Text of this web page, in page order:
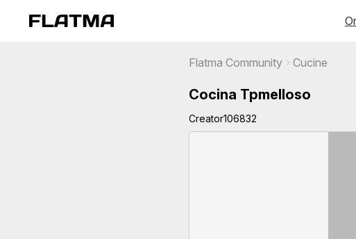
Flatma Community Cucine
Cocina Tpmelloso
Creator106832